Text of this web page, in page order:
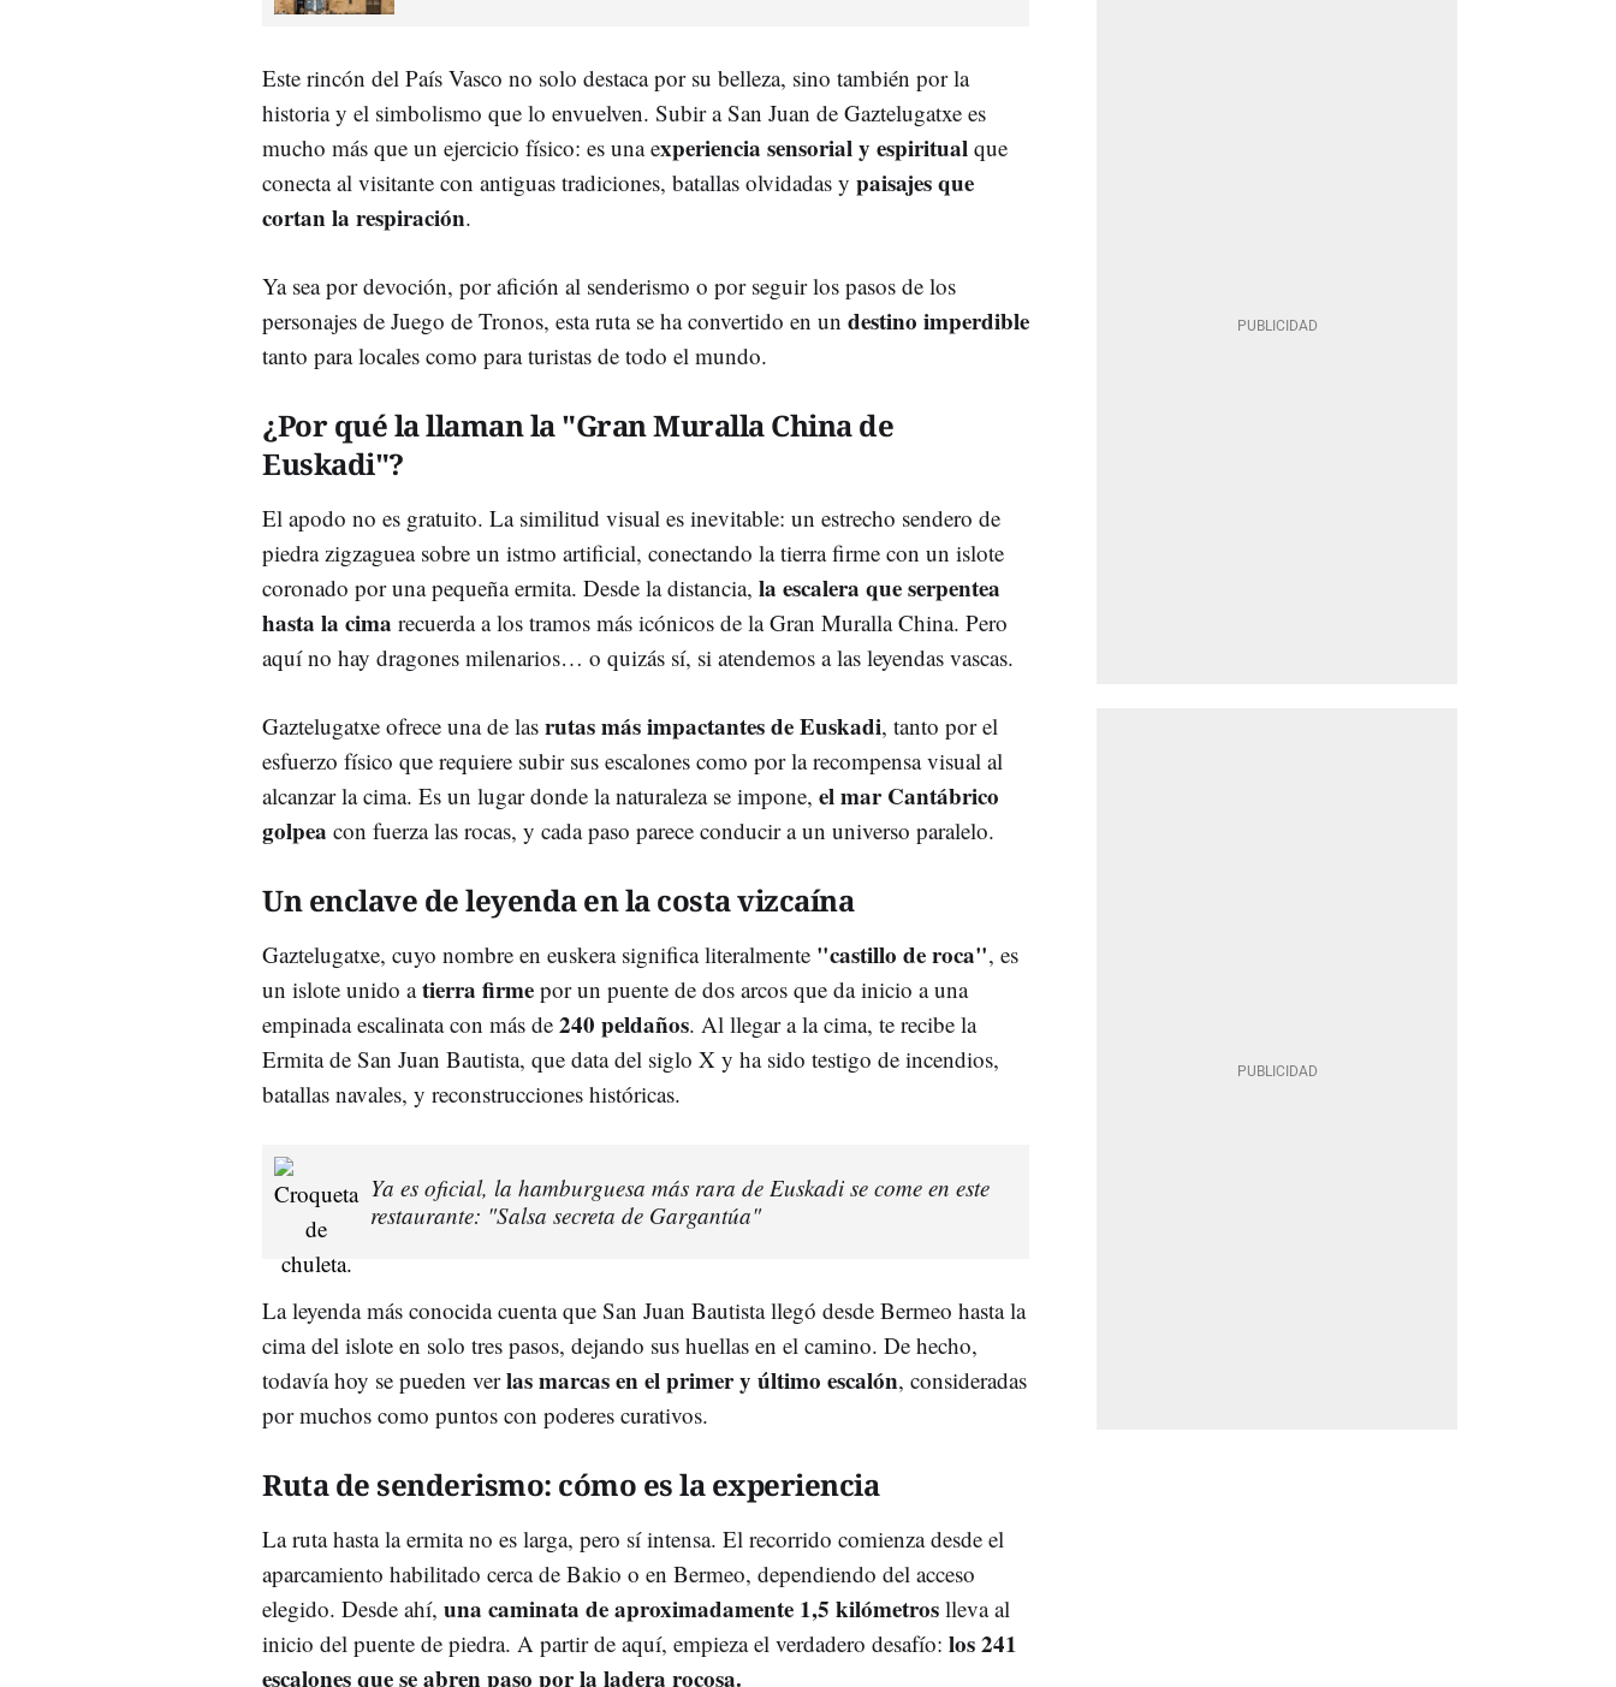
Este rincón del País Vasco no solo destaca por su belleza, sino también por la
historia y el simbolismo que lo envuelven. Subir a San Juan de Gaztelugatxe es
mucho más que un ejercicio físico: es una experiencia sensorial y espiritual que
conecta al visitante con antiguas tradiciones, batallas olvidadas y paisajes que
cortan la respiración.
Ya sea por devoción, por afición al senderismo o por seguir los pasos de los
personajes de Juego de Tronos, esta ruta se ha convertido en un destino imperdible
tanto para locales como para turistas de todo el mundo.
¿Por qué la llaman la "Gran Muralla China de
Euskadi"?
El apodo no es gratuito. La similitud visual es inevitable: un estrecho sendero de
piedra zigzaguea sobre un istmo artificial, conectando la tierra firme con un islote
coronado por una pequeña ermita. Desde la distancia, la escalera que serpentea
hasta la cima recuerda a los tramos más icónicos de la Gran Muralla China. Pero
aquí no hay dragones milenarios… o quizás sí, si atendemos a las leyendas vascas.
Gaztelugatxe ofrece una de las rutas más impactantes de Euskadi, tanto por el
esfuerzo físico que requiere subir sus escalones como por la recompensa visual al
alcanzar la cima. Es un lugar donde la naturaleza se impone, el mar Cantábrico
golpea con fuerza las rocas, y cada paso parece conducir a un universo paralelo.
Un enclave de leyenda en la costa vizcaína
Gaztelugatxe, cuyo nombre en euskera significa literalmente "castillo de roca", es
un islote unido atierra firme por un puente de dos arcos que da inicio a una
empinada escalinata con más de 240 peldaños. Al llegar a la cima, te recibe la
Ermita de San Juan Bautista, que data del siglo X y ha sido testigo de incendios,
batallas navales, y reconstrucciones históricas.
Ya es oficial, la hamburguesa más rara de Euskadi se come en este
restaurante: "Salsa secreta de Gargantúa"
La leyenda más conocida cuenta que San Juan Bautista llegó desde Bermeo hasta la
cima del islote en solo tres pasos, dejando sus huellas en el camino. De hecho,
todavía hoy se pueden verlas marcas en el primer y último escalón, consideradas
por muchos como puntos con poderes curativos.
Ruta de senderismo: cómo es la experiencia
La ruta hasta la ermita no es larga, pero sí intensa. El recorrido comienza desde el
aparcamiento habilitado cerca de Bakio o en Bermeo, dependiendo del acceso
elegido. Desde ahí, una caminata de aproximadamente 1,5 kilómetros lleva al
inicio del puente de piedra. A partir de aquí, empieza el verdadero desafío: los 241
escalones que se abren paso por la ladera rocosa.